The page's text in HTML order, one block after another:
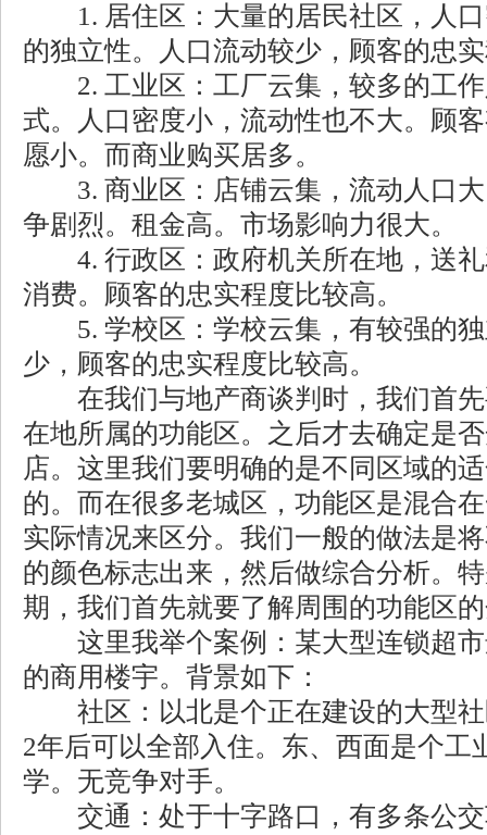
1. 居住区：大量的居民社区，人口
的独立性。人口流动较少，顾客的忠
2. 工业区：工厂云集，较多的工作
式。人口密度小，流动性也不大。顾
愿小。而商业购买居多。
3. 商业区：店铺云集，流动人口大
争剧烈。租金高。市场影响力很大。
4. 行政区：政府机关所在地，送礼
消费。顾客的忠实程度比较高。
5. 学校区：学校云集，有较强的独
少，顾客的忠实程度比较高。
在我们与地产商谈判时，我们首先
在地所属的功能区。之后才去确定是
店。这里我们要明确的是不同区域的
的。而在很多老城区，功能区是混合
实际情况来区分。我们一般的做法是
的颜色标志出来，然后做综合分析。
期，我们首先就要了解周围的功能区
这里我举个案例：某大型连锁超市
的商用楼宇。背景如下：
社区：以北是个正在建设的大型社
2年后可以全部入住。东、西面是个工
学。无竞争对手。
交通：处于十字路口，有多条公交